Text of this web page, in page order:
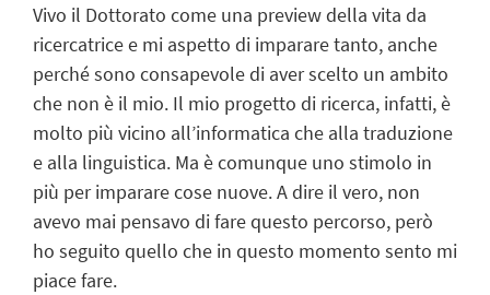
Vivo il Dottorato come una preview della vita da
ricercatrice e mi aspetto di imparare tanto, anche
perché sono consapevole di aver scelto un ambito
che non è il mio. Il mio progetto di ricerca, infatti, è
molto più vicino all’informatica che alla traduzione
e alla linguistica. Ma è comunque uno stimolo in
più per imparare cose nuove. A dire il vero, non
avevo mai pensavo di fare questo percorso, però
ho seguito quello che in questo momento sento mi
piace fare.